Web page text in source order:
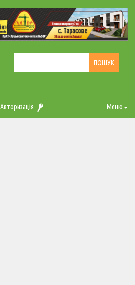
Авторизація Меню